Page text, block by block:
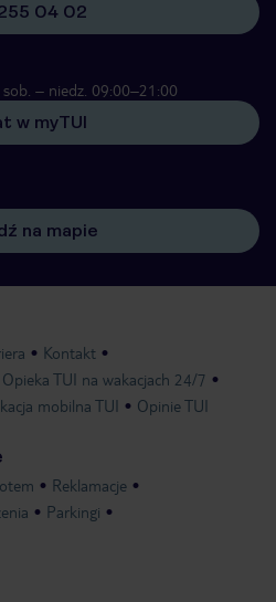
04 02
– niedz. 09:00–21:00
w myTUI
na mapie
Kontakt
Opieka TUI na wakacjach 24/7
mobilna TUI Opinie TUI
Reklamacje
Parkingi